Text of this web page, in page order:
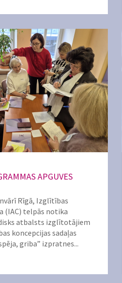
APGUVES
Rīgā, Izglītības
(IAC) telpās notika
atbalsts izglītotājiem
koncepcijas sadaļas
griba” izpratnes...